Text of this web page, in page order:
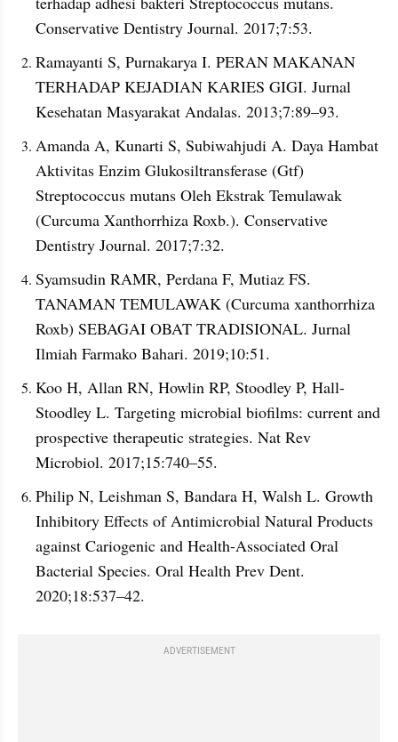
Conservative Dentistry Journal. 2017;7:53.
Ramayanti S, Purnakarya I. PERAN MAKANAN
TERHADAP KEJADIAN KARIES GIGI. Jurnal
Kesehatan Masyarakat Andalas. 2013;7:89–93.
Amanda A, Kunarti S, Subiwahjudi A. Daya Hambat
Aktivitas Enzim Glukosiltransferase (Gtf)
Streptococcus mutans Oleh Ekstrak Temulawak
(Curcuma Xanthorrhiza Roxb.). Conservative
Dentistry Journal. 2017;7:32.
Syamsudin RAMR, Perdana F, Mutiaz FS.
TANAMAN TEMULAWAK (Curcuma xanthorrhiza
Roxb) SEBAGAI OBAT TRADISIONAL. Jurnal
Ilmiah Farmako Bahari. 2019;10:51.
Koo H, Allan RN, Howlin RP, Stoodley P, Hall-
Stoodley L. Targeting microbial biofilms: current and
prospective therapeutic strategies. Nat Rev
Microbiol. 2017;15:740–55.
Philip N, Leishman S, Bandara H, Walsh L. Growth
Inhibitory Effects of Antimicrobial Natural Products
against Cariogenic and Health-Associated Oral
Bacterial Species. Oral Health Prev Dent.
2020;18:537–42.
ADVERTISEMENT